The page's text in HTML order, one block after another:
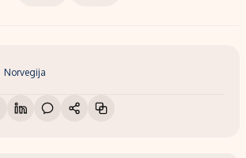
Norvegija